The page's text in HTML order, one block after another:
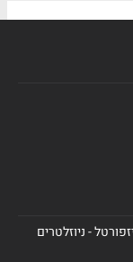
- ניוזלטרים